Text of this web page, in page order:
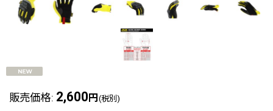
販売価格: 2,600 円 (税別)